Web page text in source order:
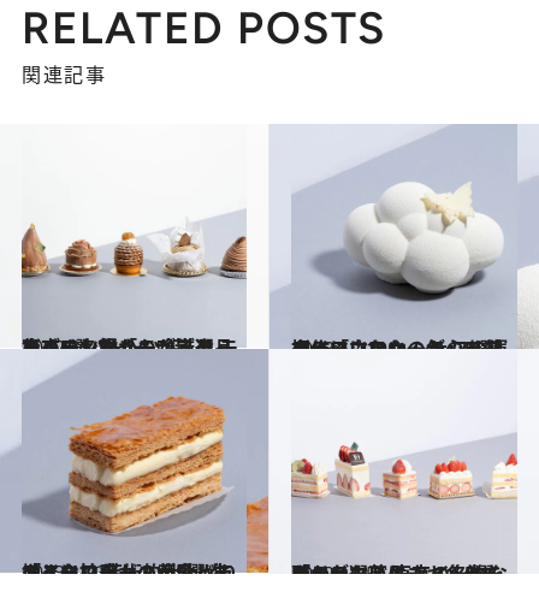
RELATED POSTS
関連記事
2022.11.16
東京の名物「モンブラン」5選 スイーツ芸人・スイーツなかのが厳選 モンブラン好きも唸る逸品集めました
グルメ 2023.12.19
スイーツなかのが心を鷲掴みにされた シェフの渾身作「白いケーキ」5選 クリスマスや一年の〆スイーツに！
グルメ
2023.11.30
スイーツなかのが愛してやまない 芸術的仕上がり「ミルフィーユ」5選 生地とクリームの黄金バランスに拍手
グルメ 2022.12.5
スイーツ芸人 スイーツなかのが選ぶ 東京の名物「ショートケーキ」5選 確かなおいしさ。名作をクリスマスに
グルメ